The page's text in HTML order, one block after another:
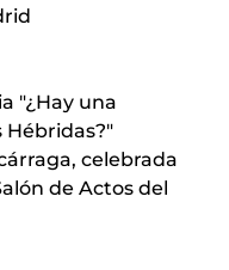
"¿Hay una
Hébridas?"
celebrada
de Actos del